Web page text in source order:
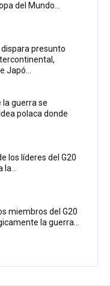
del Mundo...
presunto
Japó...
la guerra se
polaca donde
los líderes del G20
miembros del G20
la guerra...